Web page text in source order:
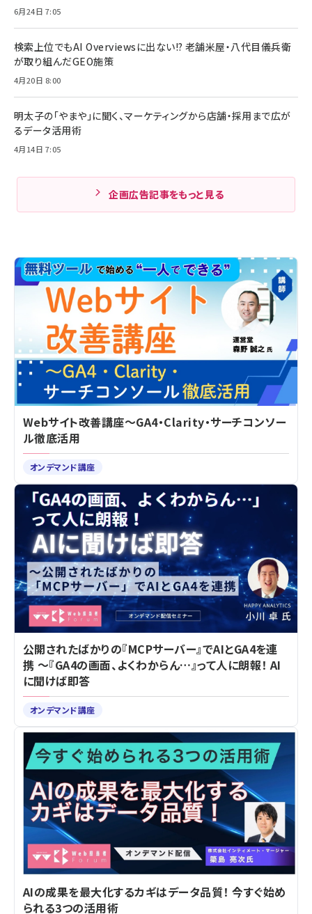
6月24日 7:05
検索上位でもAI Overviewsに出ない!? 老舗米屋・八代目儀兵衛
が取り組んだGEO施策
4月20日 8:00
明太子の「やまや」に聞く、マーケティングから店舗・採用まで広が
るデータ活用術
4月14日 7:05
企画広告記事をもっと見る
Webサイト改善講座～GA4・Clarity・サーチコンソー
ル徹底活用
オンデマンド講座
公開されたばかりの『MCPサーバー』でAIとGA4を連
携 ～『GA4の画面、よくわからん…』って人に朗報！ AI
に聞けば即答
オンデマンド講座
AIの成果を最大化するカギはデータ品質！ 今すぐ始め
られる3つの活用術